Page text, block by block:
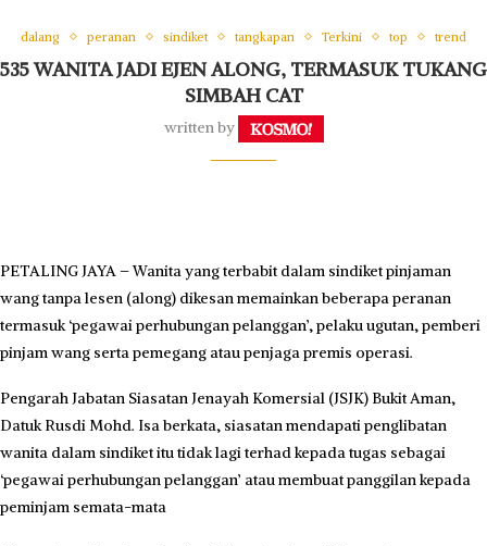
dalang peranan sindiket tangkapan Terkini top trend
535 WANITA JADI EJEN ALONG, TERMASUK TUKANG
SIMBAH CAT
written by
PETALING JAYA – Wanita yang terbabit dalam sindiket pinjaman
wang tanpa lesen (along) dikesan memainkan beberapa peranan
termasuk ‘pegawai perhubungan pelanggan’, pelaku ugutan, pemberi
pinjam wang serta pemegang atau penjaga premis operasi.
Pengarah Jabatan Siasatan Jenayah Komersial (JSJK) Bukit Aman,
Datuk Rusdi Mohd. Isa berkata, siasatan mendapati penglibatan
wanita dalam sindiket itu tidak lagi terhad kepada tugas sebagai
‘pegawai perhubungan pelanggan’ atau membuat panggilan kepada
peminjam semata-mata